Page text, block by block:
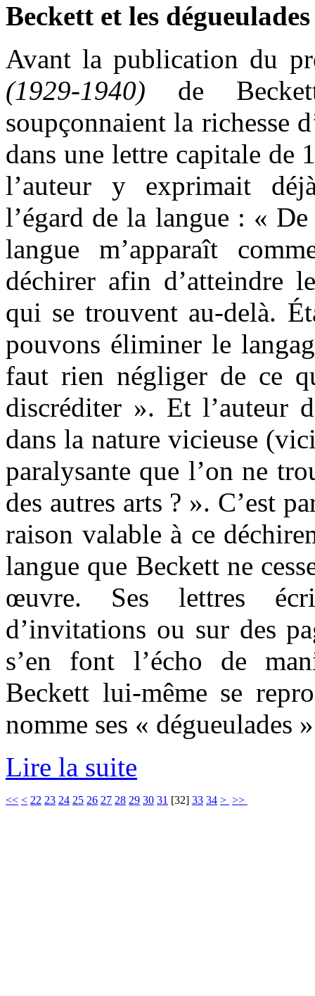
Beckett et les dégueulades
Avant la publication du
(1929-1940) de
soupçonnaient la richesse
dans une lettre capitale de
l’auteur y exprimait
l’égard de la langue : «
langue m’apparaît
déchirer afin d’atteindre
qui se trouvent au-delà.
pouvons éliminer le
faut rien négliger de ce
discréditer ». Et l’auteur
dans la nature vicieuse
paralysante que l’on ne
des autres arts ? ». C’est
raison valable à ce
langue que Beckett ne
œuvre. Ses lettres
d’invitations ou sur des
s’en font l’écho de
Beckett lui-même se
nomme ses « dégueulades
Lire la suite
<< < 22 23 24 25 26 27 28 29 30 31 [32] 33 34 > >>